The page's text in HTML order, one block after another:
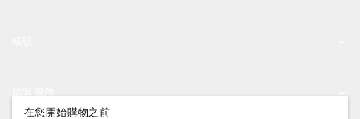
登入 / 註冊
在您開始購物之前